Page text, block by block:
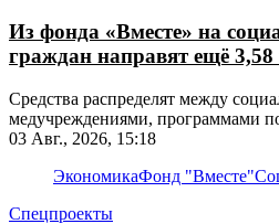
Из фонда «Вместе» на
граждан направят ещё
Средства распределят между
медучреждениями, программами
льготников
03 Авг., 2026, 15:18
ЭкономикаФонд "Вместе"
Спецпроекты